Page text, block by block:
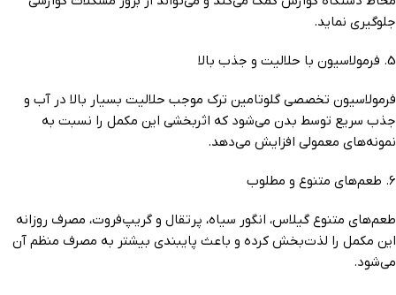
جلوگیری نماید.
5. فرمولاسیون با حلالیت و جذب بالا
فرمولاسیون تخصصی گلوتامین ترک موجب حلالیت بسیار بالا در آب و
جذب سریع توسط بدن می‌شود که اثربخشی این مکمل را نسبت به
نمونه‌های معمولی افزایش می‌دهد.
6. طعم‌های متنوع و مطلوب
طعم‌های متنوع گیلاس، انگور سیاه، پرتقال و گریپ‌فروت، مصرف روزانه
این مکمل را لذت‌بخش کرده و باعث پایبندی بیشتر به مصرف منظم آن
می‌شود.